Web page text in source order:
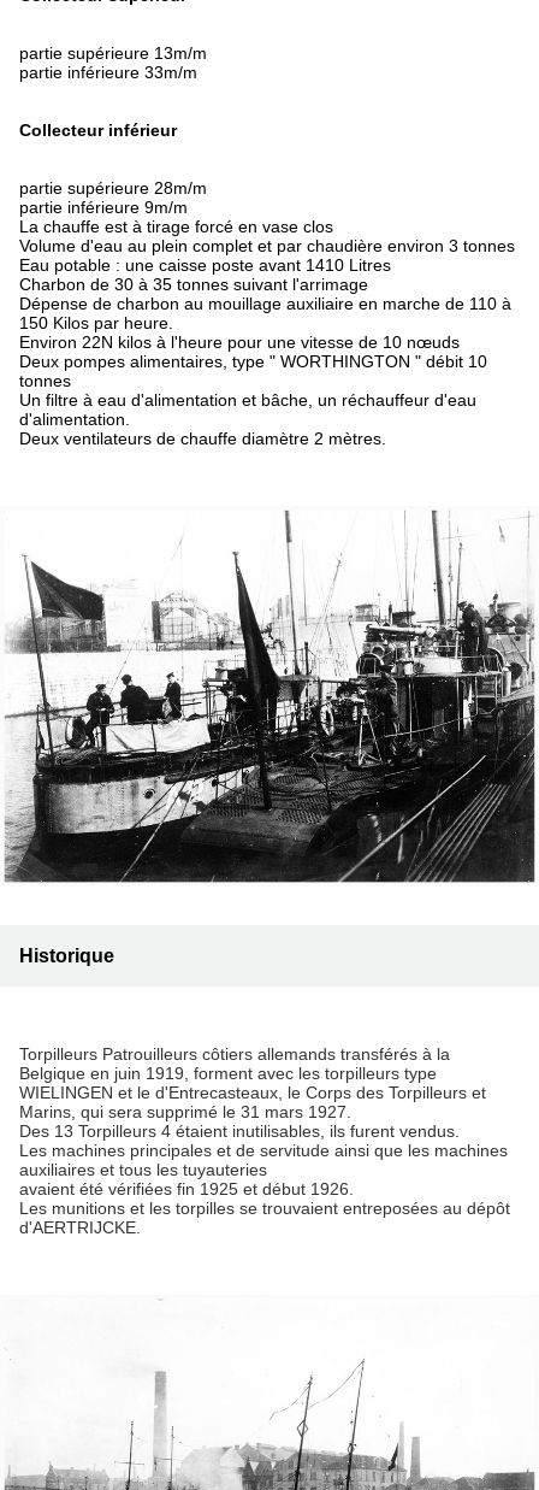
partie supérieure 13m/m
partie inférieure 33m/m
Collecteur inférieur
partie supérieure 28m/m
partie inférieure 9m/m
La chauffe est à tirage forcé en vase clos
Volume d'eau au plein complet et par chaudière environ 3 tonnes
Eau potable : une caisse poste avant 1410 Litres
Charbon de 30 à 35 tonnes suivant l'arrimage
Dépense de charbon au mouillage auxiliaire en marche de 110 à
150 Kilos par heure.
Environ 22N kilos à l'heure pour une vitesse de 10 nœuds
Deux pompes alimentaires, type " WORTHINGTON " débit 10
tonnes
Un filtre à eau d'alimentation et bâche, un réchauffeur d'eau
d'alimentation.
Deux ventilateurs de chauffe diamètre 2 mètres.
Historique
Torpilleurs Patrouilleurs côtiers allemands transférés à la
Belgique en juin 1919, forment avec les torpilleurs type
WIELINGEN et le d'Entrecasteaux, le Corps des Torpilleurs et
Marins, qui sera supprimé le 31 mars 1927.
Des 13 Torpilleurs 4 étaient inutilisables, ils furent vendus.
Les machines principales et de servitude ainsi que les machines
auxiliaires et tous les tuyauteries
avaient été vérifiées fin 1925 et début 1926.
Les munitions et les torpilles se trouvaient entreposées au dépôt
d'AERTRIJCKE.